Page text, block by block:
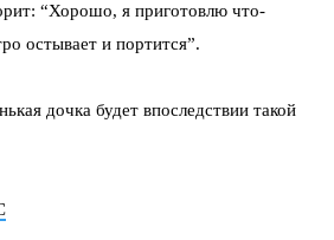
“Хорошо, я приготовлю что-
остывает и портится”.
дочка будет впоследствии такой